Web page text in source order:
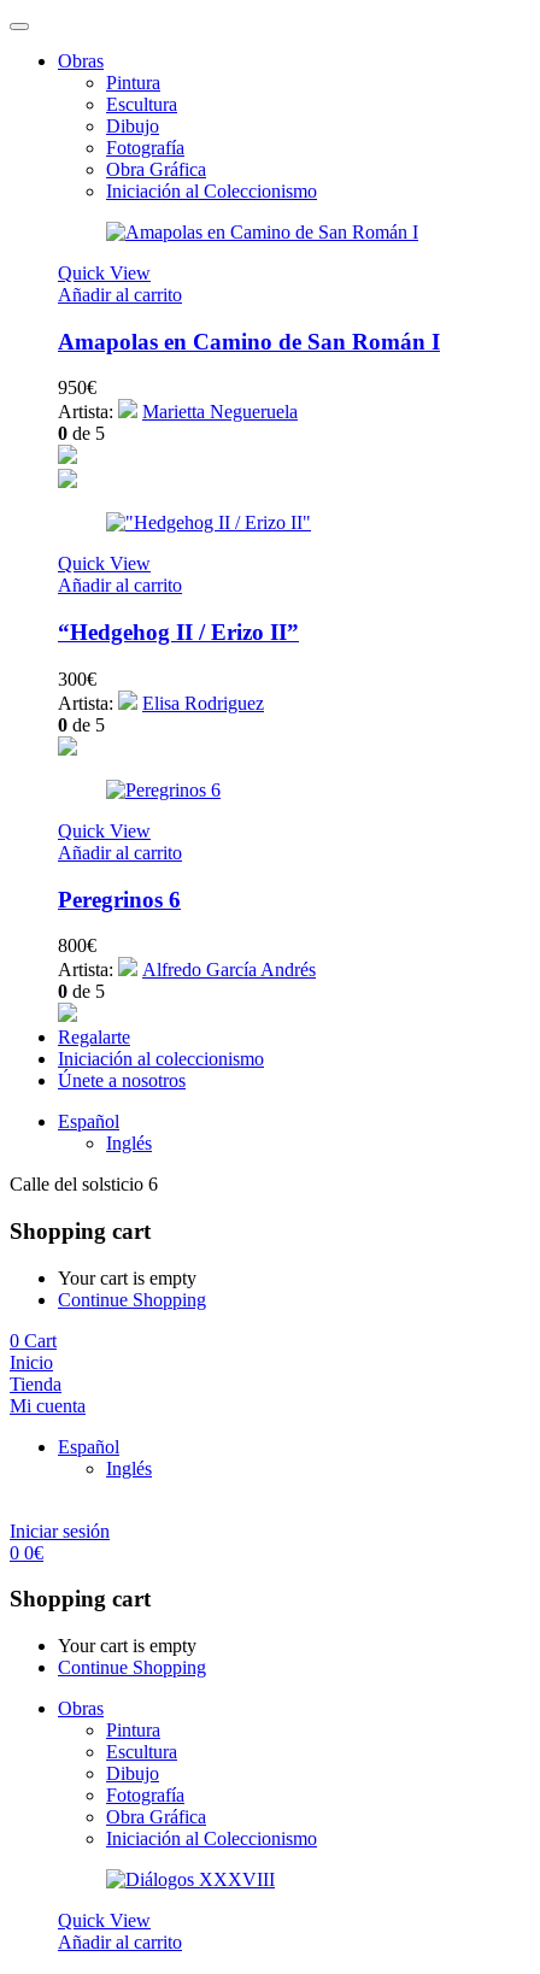
Obras
Pintura
Escultura
Dibujo
Fotografía
Obra Gráfica
Iniciación al Coleccionismo
Quick View
Añadir al carrito
Amapolas en Camino de San Román I
950€
Artista:
Marietta Negueruela
0 de 5
Quick View
Añadir al carrito
“Hedgehog II / Erizo II”
300€
Artista:
Elisa Rodriguez
0 de 5
Quick View
Añadir al carrito
Peregrinos 6
800€
Artista:
Alfredo García Andrés
0 de 5
Regalarte
Iniciación al coleccionismo
Únete a nosotros
Español
Inglés
Calle del solsticio 6
Shopping cart
Your cart is empty
Continue Shopping
0 Cart
Inicio
Tienda
Mi cuenta
Español
Inglés
Iniciar sesión
0 0€
Shopping cart
Your cart is empty
Continue Shopping
Obras
Pintura
Escultura
Dibujo
Fotografía
Obra Gráfica
Iniciación al Coleccionismo
Quick View
Añadir al carrito